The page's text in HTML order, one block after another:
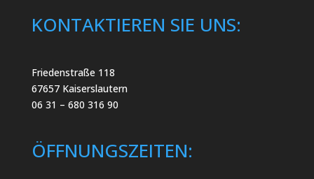
KONTAKTIEREN SIE UNS:
Friedenstraße 118
67657 Kaiserslautern
06 31 – 680 316 90
ÖFFNUNGSZEITEN: